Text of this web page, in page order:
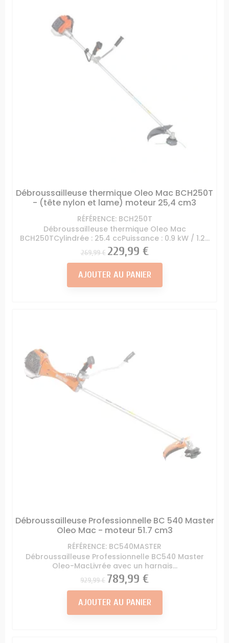
Débroussailleuse thermique Oleo Mac BCH250T
- (tête nylon et lame) moteur 25,4 cm3
RÉFÉRENCE: BCH250T
Débroussailleuse thermique Oleo Mac
BCH250TCylindrée : 25.4 ccPuissance : 0.9 kW / 1.2...
Prix
269,99 € Prix
229,99 €
AJOUTER AU PANIER
Débroussailleuse Professionnelle BC 540 Master
Oleo Mac - moteur 51.7 cm3
RÉFÉRENCE: BC540MASTER
Débroussailleuse Professionnelle BC540 Master
Oleo-MacLivrée avec un harnais...
Prix
929,99 € Prix
789,99 €
AJOUTER AU PANIER